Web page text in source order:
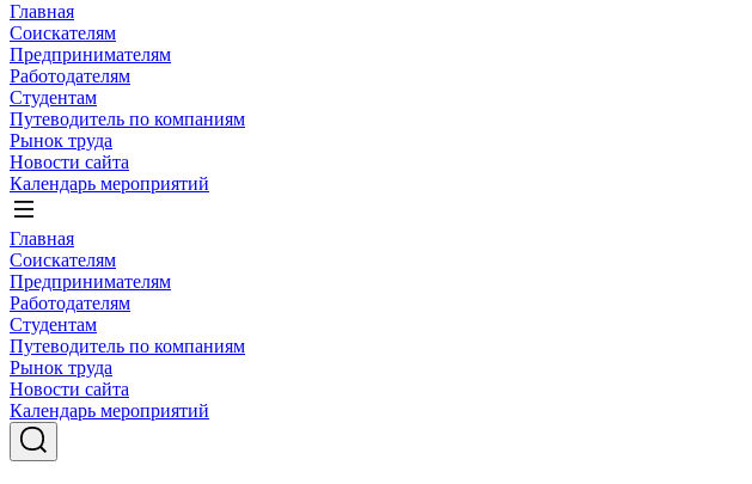
Главная
Соискателям
Предпринимателям
Работодателям
Студентам
Путеводитель по компаниям
Рынок труда
Новости сайта
Календарь мероприятий
Главная
Соискателям
Предпринимателям
Работодателям
Студентам
Путеводитель по компаниям
Рынок труда
Новости сайта
Календарь мероприятий